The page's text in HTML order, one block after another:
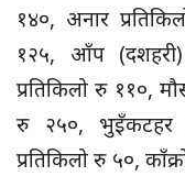
१४०, अनार
१२५, आँप (दशहरी)
प्रतिकिलो रु ११०,
रु २५०, भुइँकटहर
प्रतिकिलो रु ५०,